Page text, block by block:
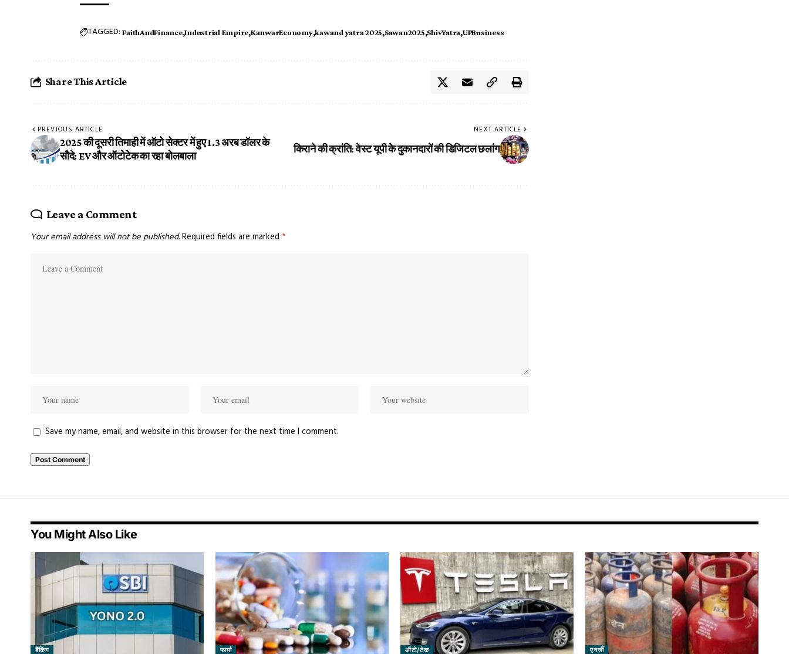
TAGGED: FaithAndFinance Industrial Empire KanwarEconomy kawand yatra 2025 Sawan2025 ShivYatra UPBusiness
Share This Article
PREVIOUS ARTICLE
2025 की दूसरी तिमाही में ऑटो सेक्टर में हुए 1.3 अरब डॉलर के
सौदे: EV और ऑटोटेक का रहा बोलबाला
NEXT ARTICLE
किराने की क्रांति: वेस्ट यूपी के दुकानदारों की डिजिटल छलांग
Leave a Comment
Your email address will not be published.Required fields are marked *
Save my name, email, and website in this browser for the next time I comment.
You Might Also Like
बैंकिंग फार्मा ऑटो/टेक एनर्जी